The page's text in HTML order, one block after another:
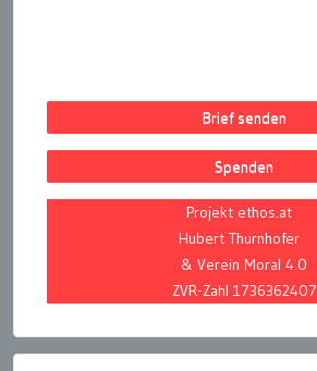
Brief senden
Spenden
Projekt ethos.at
Hubert Thurnhofer
& Verein Moral 4.0
ZVR-Zahl 1736362407